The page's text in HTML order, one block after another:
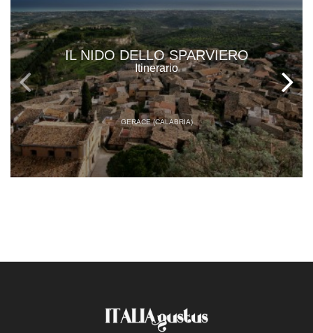
IL NIDO DELLO SPARVIERO
Itinerario
GERACE (CALABRIA)